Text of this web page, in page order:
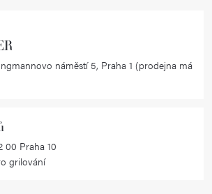
náměstí 5, Praha 1 (prodejna má
00 Praha 10
grilování